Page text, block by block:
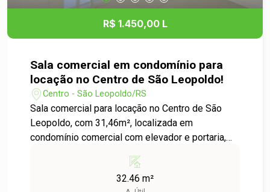
R$ 1.450,00 L
Sala comercial em condomínio para
locação no Centro de São Leopoldo!
Centro - São Leopoldo/RS
Sala comercial para locação no Centro de São
Leopoldo, com 31,46m², localizada em
condomínio comercial com elevador e portaria,
dia a dia profissional. Muito bem situada em uma
região de grande fluxo de veículos e pedestres, a
32.46 m²